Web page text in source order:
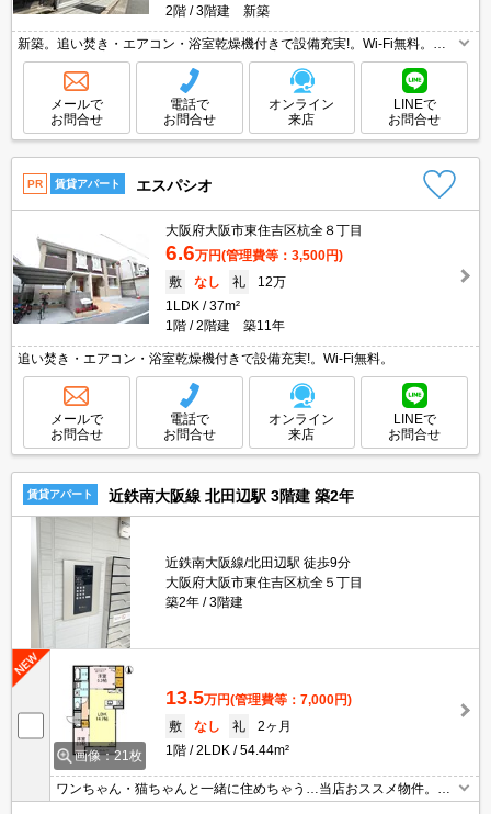
2階
3階建 新築
新築。追い焚き・エアコン・浴室乾燥機付きで設備充実!。Wi-Fi無料。温
水洗浄便座付き。システムキッチン。オートロック。退去時清掃費38,500
メールで
お問合せ
電話で
お問合せ
オンライン
来店
LINEで
お問合せ
PR 賃貸アパート エスパシオ
大阪府大阪市東住吉区杭全８丁目
6.6万円(管理費等：3,500円)
敷
なし 礼
12万
1LDK
37m²
1階
2階建 築11年
追い焚き・エアコン・浴室乾燥機付きで設備充実!。Wi-Fi無料。
メールで
お問合せ
電話で
お問合せ
オンライン
来店
LINEで
お問合せ
賃貸アパート 近鉄南大阪線 北田辺駅 3階建 築2年
近鉄南大阪線/北田辺駅 徒歩9分
大阪府大阪市東住吉区杭全５丁目
築2年
3階建
画像：21枚
13.5万円(管理費等：7,000円)
敷
なし 礼
2ヶ月
1階
2LDK 54.44m²
ワンちゃん・猫ちゃんと一緒に住めちゃう…当店おススメ物件。当
店【賃貸専門店舗】ですので関西圏の物件は全てお任せください！